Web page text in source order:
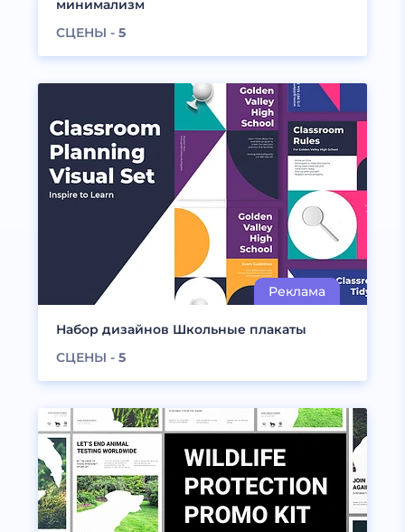
минимализм
СЦЕНЫ - 5
Набор дизайнов Школьные плакаты
СЦЕНЫ - 5